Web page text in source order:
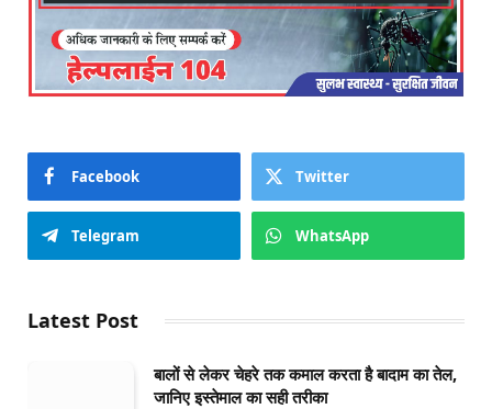
Facebook Twitter
Telegram WhatsApp
Latest Post
बालों से लेकर चेहरे तक कमाल करता है बादाम का तेल,
जानिए इस्तेमाल का सही तरीका